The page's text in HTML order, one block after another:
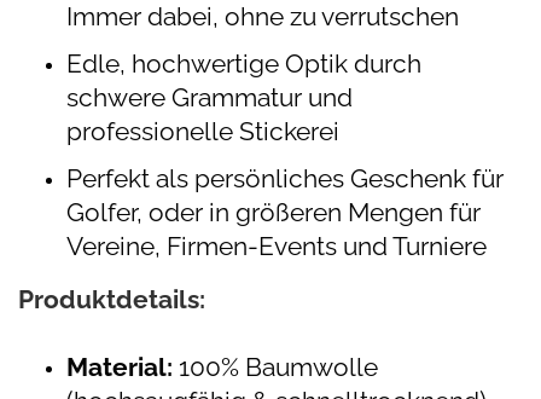
Immer dabei, ohne zu verrutschen
Edle, hochwertige Optik durch
schwere Grammatur und
professionelle Stickerei
Perfekt als persönliches Geschenk für
Golfer, oder in größeren Mengen für
Vereine, Firmen-Events und Turniere
Produktdetails:
Material: 100% Baumwolle